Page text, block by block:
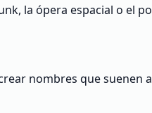
la ópera espacial o el
nombres que